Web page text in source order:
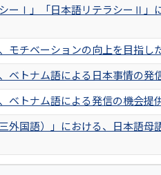
ーⅠ」「日本語リテラシーⅡ」
モチベーションの向上を目指し
ベトナム語による日本事情の発
ベトナム語による発信の機会提
外国語）」における、日本語